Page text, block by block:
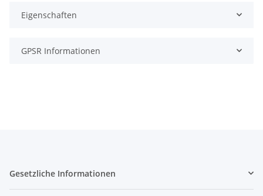
Eigenschaften
GPSR Informationen
Gesetzliche Informationen